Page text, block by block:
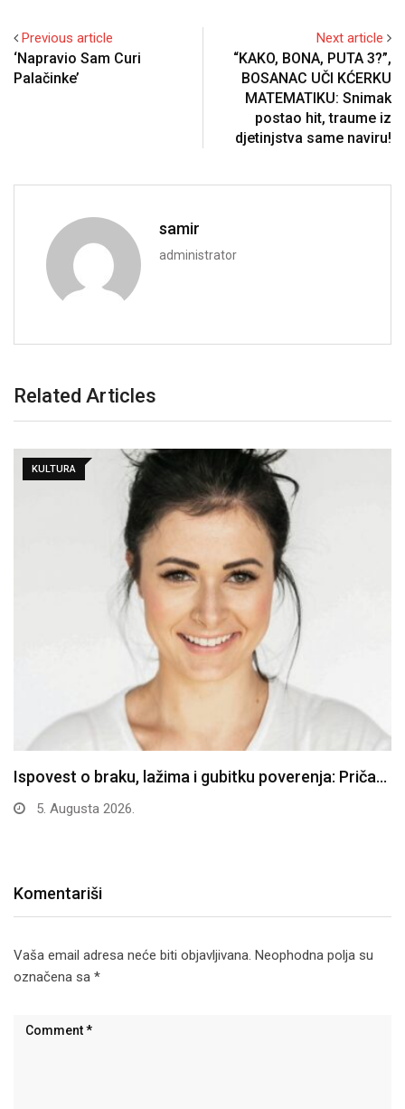
Previous article
‘Napravio Sam Curi
Palačinke’
Next article
“KAKO, BONA, PUTA 3?”,
BOSANAC UČI KĆERKU
MATEMATIKU: Snimak
postao hit, traume iz
djetinjstva same naviru!
samir
administrator
Related Articles
KULTURA
Ispovest o braku, lažima i gubitku poverenja: Priča…
5. Augusta 2026.
Komentariši
Vaša email adresa neće biti objavljivana. Neophodna polja su
označena sa *